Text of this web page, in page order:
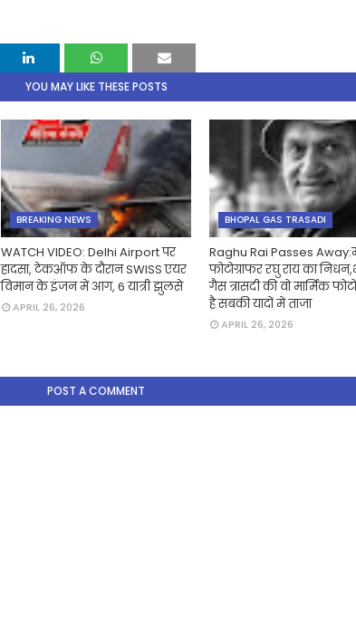
YOU MAY LIKE THESE POSTS
BREAKING NEWS
WATCH VIDEO: Delhi Airport पर
हादसा, टेकऑफ के दौरान SWISS एयर
विमान के इंजन में आग, 6 यात्री झुलसे
APRIL 26, 2026
BHOPAL GAS TRASADI
Raghu Rai Passes
फोटोग्राफर रघु राय का
गैस त्रासदी की वो मार्मिक
है सबकी यादों में ताजा
APRIL 26, 2026
POST A COMMENT